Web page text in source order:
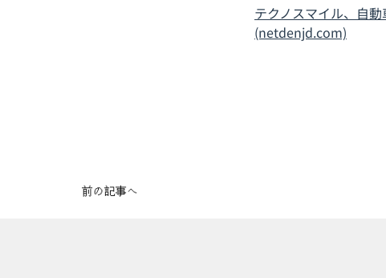
前の記事へ
テクノスマイル、自
(netdenjd.com)